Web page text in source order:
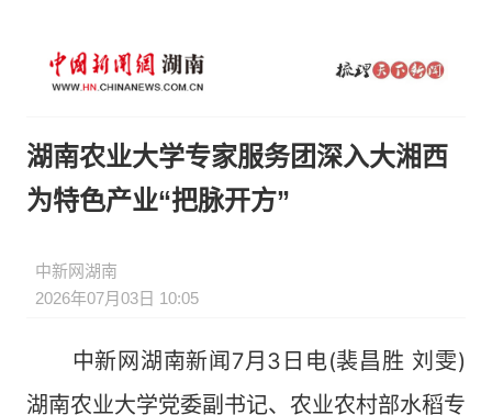
湖南农业大学专家服务团深入大湘西
为特色产业“把脉开方”
中新网湖南
2026年07月03日 10:05
中新网湖南新闻7月3日电(裴昌胜 刘雯)
湖南农业大学党委副书记、农业农村部水稻专